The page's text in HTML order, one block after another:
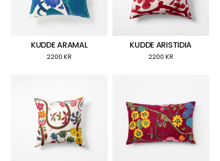
KUDDE ARAMAL
2200KR
KUDDE ARISTIDIA
2200 KR